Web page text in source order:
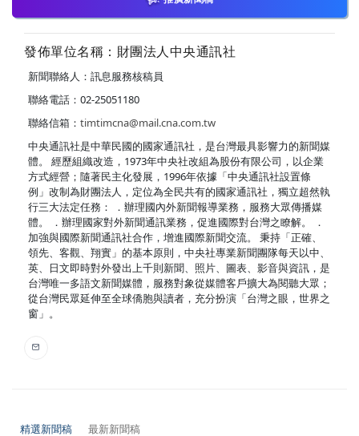
發佈單位名稱：財團法人中央通訊社
新聞聯絡人：訊息服務核稿員
聯絡電話：02-25051180
聯絡信箱： timtimcna@mail.cna.com.tw
中央通訊社是中華民國的國家通訊社，是台灣最具影響力的新聞媒
體。 經歷組織改造，1973年中央社改組為股份有限公司，以企業
方式經營；隨著民主化發展，1996年依據「中央通訊社設置條
例」改制為財團法人，定位為全民共有的國家通訊社，獨立超然執
行三大法定任務： ．辦理國內外新聞報導業務，服務大眾傳播媒
體。 ．辦理國家對外新聞通訊業務，促進國際對台灣之瞭解。 ．
加強與國際新聞通訊社合作，增進國際新聞交流。 秉持「正確、
領先、客觀、翔實」的基本原則，中央社專業新聞團隊每天以中、
英、日文即時對外發出上千則新聞、照片、圖表、影音與資訊，是
台灣唯一多語文新聞媒體，服務對象從媒體客戶擴大為閱聽大眾；
從台灣民眾延伸至全球僑胞與讀者，充分扮演「台灣之眼，世界之
窗」。
精選新聞稿 最新新聞稿